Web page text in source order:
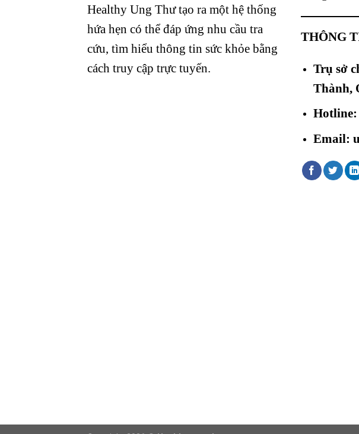
Healthy Ung Thư tạo ra một hệ thống
hứa hẹn có thể đáp ứng nhu cầu tra
cứu, tìm hiểu thông tin sức khỏe bằng
cách truy cập trực tuyến.
THÔNG
Trụ sở
Thành,
Hotline:
Email: